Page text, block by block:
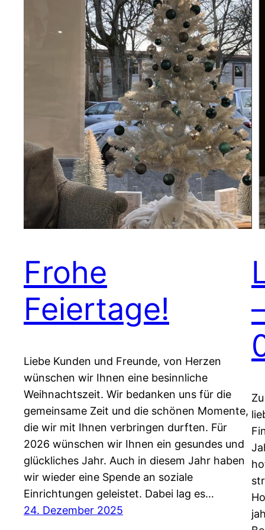
Frohe
Feiertage!
Liebe Kunden und Freunde, von Herzen
wünschen wir Ihnen eine besinnliche
Weihnachtszeit. Wir bedanken uns für die
gemeinsame Zeit und die schönen Momente,
die wir mit Ihnen verbringen durften. Für
2026 wünschen wir Ihnen ein gesundes und
glückliches Jahr. Auch in diesem Jahr haben
wir wieder eine Spende an soziale
Einrichtungen geleistet. Dabei lag es…
24. Dezember 2025